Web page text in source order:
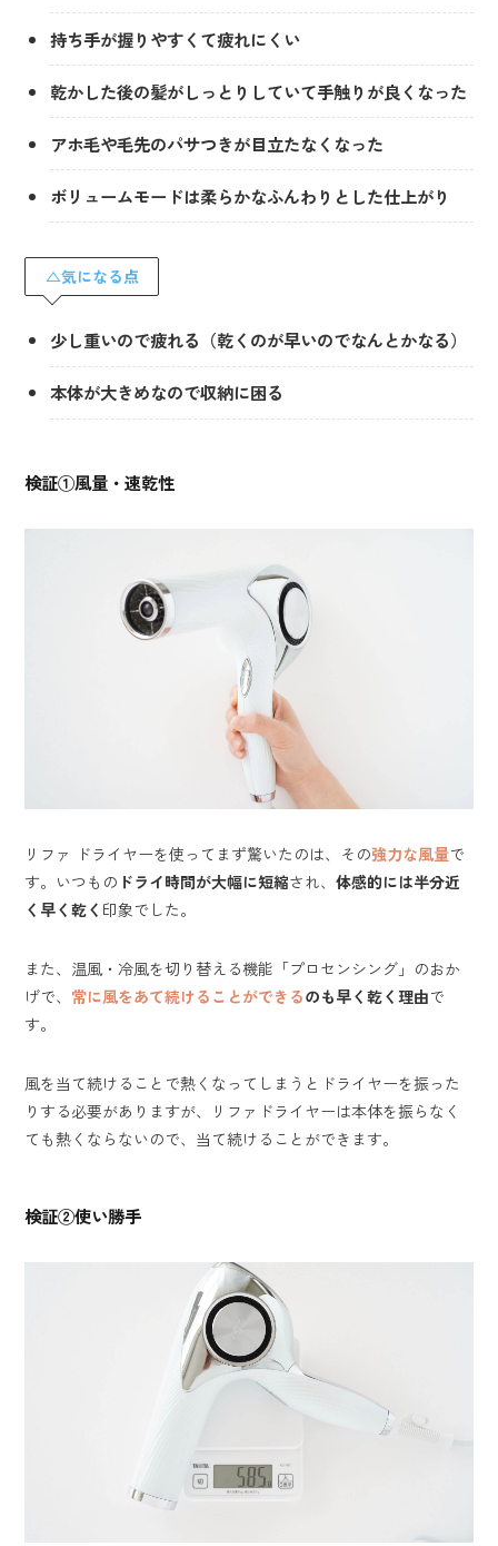
持ち手が握りやすくて疲れにくい
乾かした後の髪がしっとりしていて手触りが良くなった
アホ毛や毛先のパサつきが目立たなくなった
ボリュームモードは柔らかなふんわりとした仕上がり
△気になる点
少し重いので疲れる（乾くのが早いのでなんとかなる）
本体が大きめなので収納に困る
検証①風量・速乾性
リファ ドライヤーを使ってまず驚いたのは、その強力な風量で
す。いつもの ドライ時間が大幅に短縮され、体感的には半分近
く早く乾く 印象でした。
また、温風・冷風を切り替える機能「プロセンシング」のおか
げで、 常に風をあて続けることができるのも早く乾く理由で
す。
風を当て続けることで熱くなってしまうとドライヤーを振った
りする必要がありますが、リファドライヤーは本体を振らなく
ても熱くならないので、当て続けることができます。
検証②使い勝手